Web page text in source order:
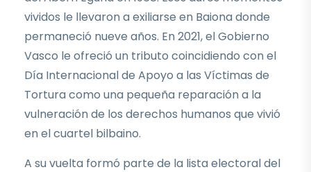
vividos le llevaron a exiliarse en Baiona donde
permaneció nueve años. En 2021, el Gobierno
Vasco le ofreció un tributo coincidiendo con el
Día Internacional de Apoyo a las Víctimas de
Tortura como una pequeña reparación a la
vulneración de los derechos humanos que vivió
en el cuartel bilbaino.
A su vuelta formó parte de la lista electoral del